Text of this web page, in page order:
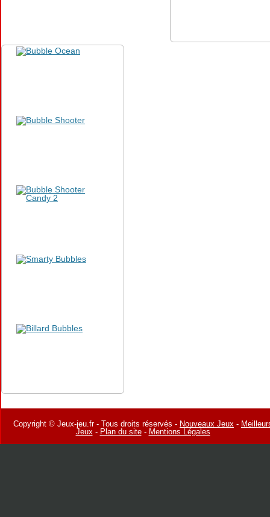
Copyright © Jeux-jeu.fr - Tous droits réservés - Nouveaux Jeux -
Jeux- Plan du site- Mentions Légales